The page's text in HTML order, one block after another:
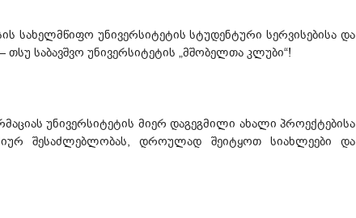
უნივერსიტეტის სტუდენტური სერვისებისა და
საბავშვო უნივერსიტეტის „მშობელთა კლუბი“!
უნივერსიტეტის მიერ დაგეგმილი ახალი პროექტებისა
შესაძლებლობას, დროულად შეიტყოთ სიახლეები და